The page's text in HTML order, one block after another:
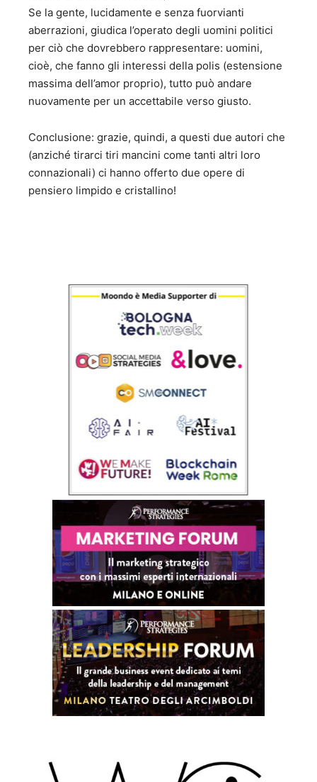
Se la gente, lucidamente e senza fuorvianti
aberrazioni, giudica l’operato degli uomini politici
per ciò che dovrebbero rappresentare: uomini,
cioè, che fanno gli interessi della polis (estensione
massima dell’amor proprio), tutto può andare
nuovamente per un accettabile verso giusto.
Conclusione: grazie, quindi, a questi due autori che
(anziché tirarci tiri mancini come tanti altri loro
connazionali) ci hanno offerto due opere di
pensiero limpido e cristallino!